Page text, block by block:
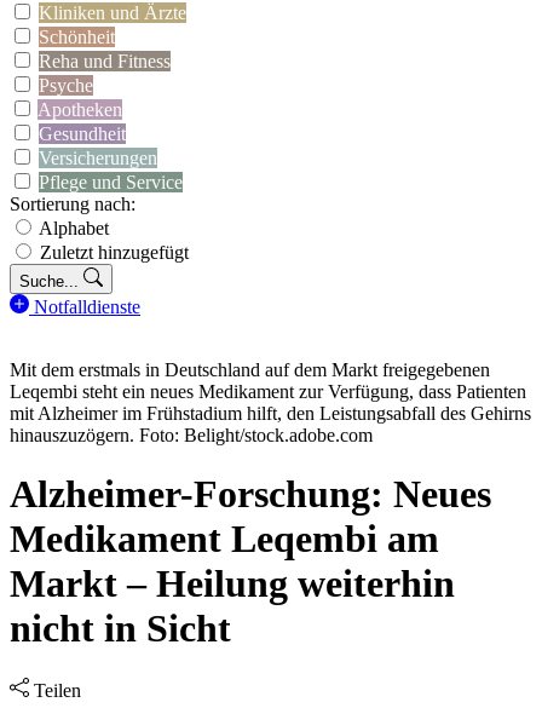
Kliniken und Ärzte
Schönheit
Reha und Fitness
Psyche
Apotheken
Gesundheit
Versicherungen
Pflege und Service
Sortierung nach:
Alphabet
Zuletzt hinzugefügt
Suche...
Notfalldienste
Mit dem erstmals in Deutschland auf dem Markt freigegebenen
Leqembi steht ein neues Medikament zur Verfügung, dass Patienten
mit Alzheimer im Frühstadium hilft, den Leistungsabfall des Gehirns
hinauszuzögern. Foto: Belight/stock.adobe.com
Alzheimer-Forschung: Neues
Medikament Leqembi am
Markt – Heilung weiterhin
nicht in Sicht
Teilen